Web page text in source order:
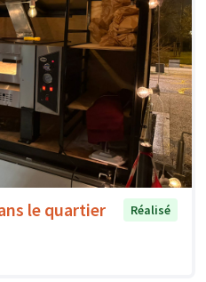
le quartier
Réalisé